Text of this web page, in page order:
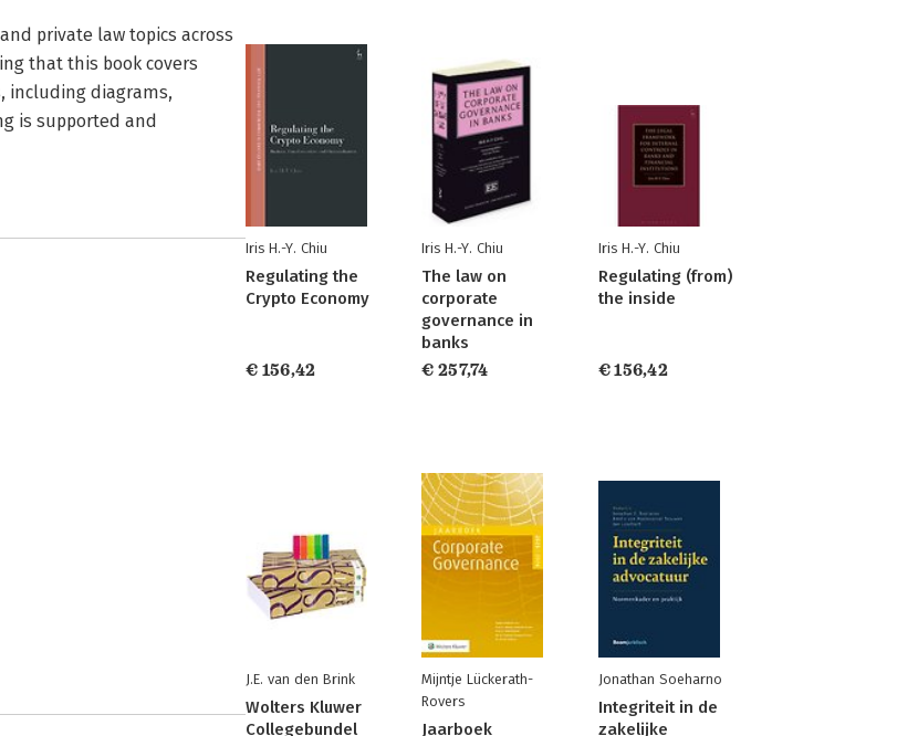
private law topics across
that this book covers
including diagrams,
is supported and
Iris H.-Y. Chiu
Regulating the
Crypto Economy
€ 156,42
Iris H.-Y. Chiu
The law on
corporate
governance in
banks
€ 257,74
Iris H.-Y. Chiu
Regulating (from)
the inside
€ 156,42
J.E. van den Brink
Wolters Kluwer
Collegebundel
Mijntje Lückerath-
Rovers
Jaarboek
Jonathan Soeharno
Integriteit in de
zakelijke